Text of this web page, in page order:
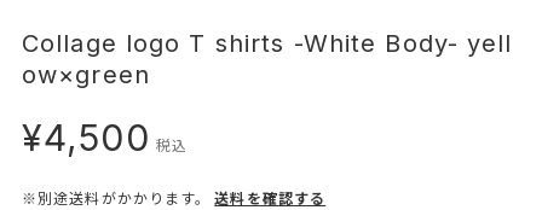
Collage logo T shirts -White Body- yell
ow×green
¥4,500 税込
※別途送料がかかります。 送料を確認する